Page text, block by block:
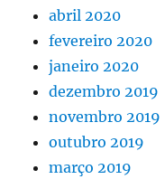
abril 2020
fevereiro 2020
janeiro 2020
dezembro 2019
novembro 2019
outubro 2019
março 2019